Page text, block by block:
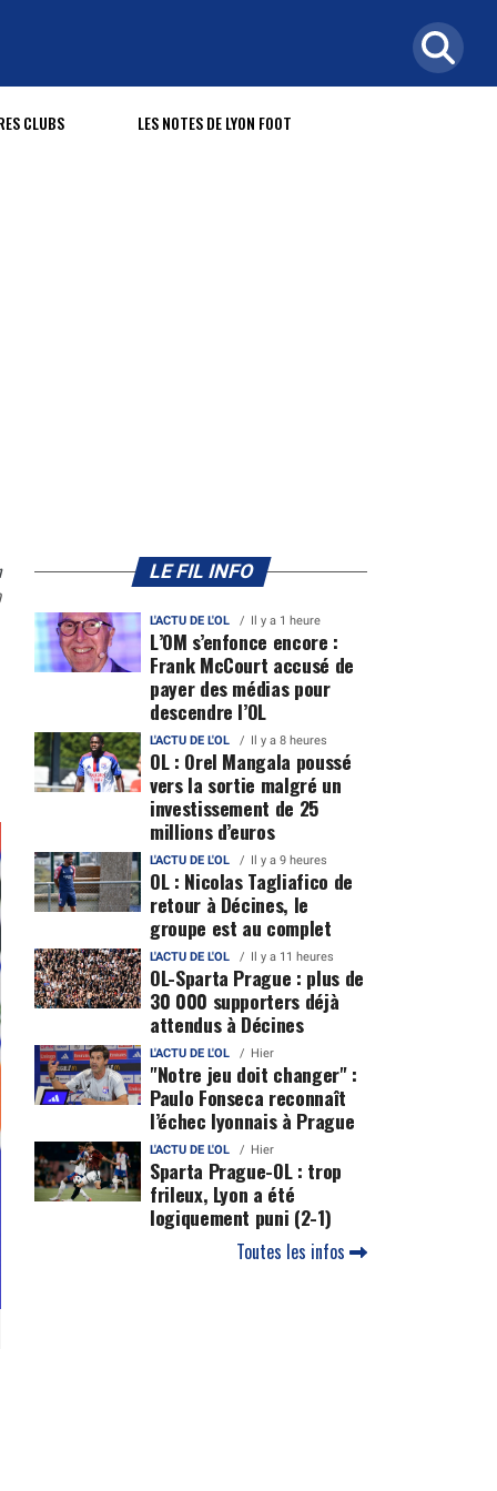
CLUBS LES NOTES DE LYON FOOT
LE FIL INFO
L'ACTU DE L'OL Il y a 1 heure
L’OM s’enfonce encore :
Frank McCourt accusé de
payer des médias pour
descendre l’OL
L'ACTU DE L'OL Il y a 8 heures
OL : Orel Mangala poussé
vers la sortie malgré un
investissement de 25
millions d’euros
L'ACTU DE L'OL Il y a 9 heures
OL : Nicolas Tagliafico de
retour à Décines, le
groupe est au complet
L'ACTU DE L'OL Il y a 11 heures
OL-Sparta Prague : plus de
30 000 supporters déjà
attendus à Décines
L'ACTU DE L'OL Hier
"Notre jeu doit changer" :
Paulo Fonseca reconnaît
l’échec lyonnais à Prague
L'ACTU DE L'OL Hier
Sparta Prague-OL : trop
frileux, Lyon a été
logiquement puni (2-1)
Toutes les infos